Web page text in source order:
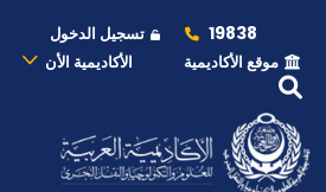
19838 تسجيل الدخول
موقع الأكاديمية
الأكاديمية الأن